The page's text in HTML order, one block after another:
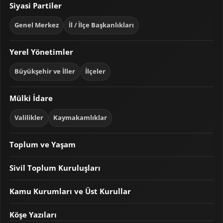
Siyasi Partiler
Genel Merkez İl / İlçe Başkanlıkları
Yerel Yönetimler
Büyükşehir ve İller İlçeler
Mülki İdare
Valilikler Kaymakamlıklar
Toplum ve Yaşam
Sivil Toplum Kuruluşları
Kamu Kurumları ve Üst Kurullar
Köşe Yazıları